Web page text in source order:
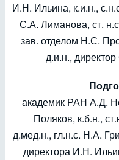
И.Н. Ильина, к.и.н.,
С.А. Лиманова, ст.
зав. отделом Н.С.
д.и.н.,
академик РАН А.Д.
Поляков, к.б.н.,
д.мед.н., гл.н.с. Н.А.
директора И.Н.